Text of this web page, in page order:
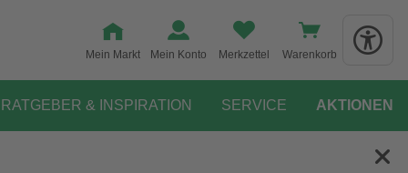
Mein Markt Mein Konto Merkzettel Warenkorb
RATGEBER & INSPIRATION SERVICE AKTIONEN